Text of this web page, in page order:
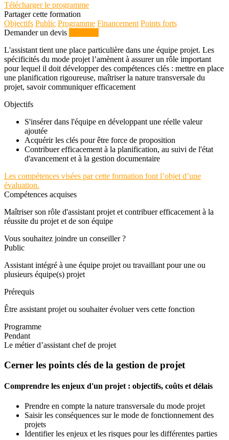
Télécharger le programme
Partager cette formation
Objectifs Public Programme Financement Points forts
Demander un devis
L'assistant tient une place particulière dans une équipe projet. Les
spécificités du mode projet l’amènent à assurer un rôle important
pour lequel il doit développer des compétences clés : mettre en place
une planification rigoureuse, maîtriser la nature transversale du
projet, savoir communiquer efficacement
Objectifs
S'insérer dans l'équipe en développant une réelle valeur
ajoutée
Acquérir les clés pour être force de proposition
Contribuer efficacement à la planification, au suivi de l'état
d'avancement et à la gestion documentaire
Les compétences visées par cette formation font l’objet d’une
évaluation.
Compétences acquises
Maîtriser son rôle d'assistant projet et contribuer efficacement à la
réussite du projet et de son équipe
Vous souhaitez joindre un conseiller ?
Public
Assistant intégré à une équipe projet ou travaillant pour une ou
plusieurs équipe(s) projet
Prérequis
Être assistant projet ou souhaiter évoluer vers cette fonction
Programme
Pendant
Le métier d’assistant chef de projet
Cerner les points clés de la gestion de projet
Comprendre les enjeux d'un projet : objectifs, coûts et délais
Prendre en compte la nature transversale du mode projet
Saisir les conséquences sur le mode de fonctionnement des
projets
Identifier les enjeux et les risques pour les différentes parties